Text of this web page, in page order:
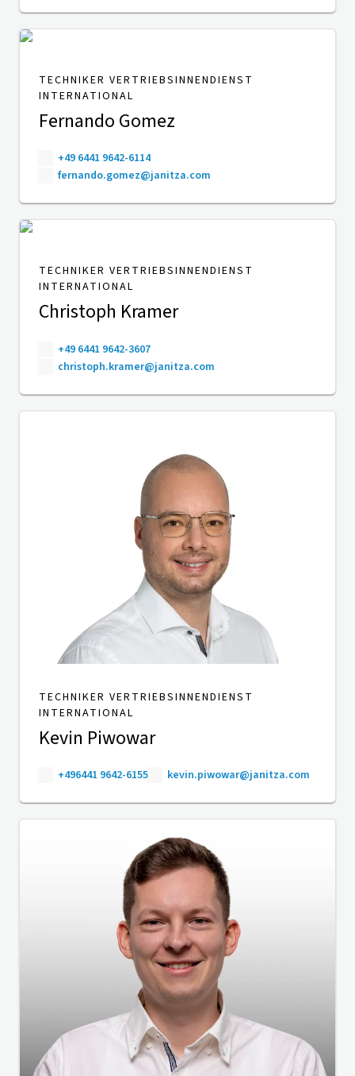
TECHNIKER VERTRIEBSINNENDIENST
INTERNATIONAL
Fernando Gomez
+49 6441 9642-6114
fernando.gomez@janitza.com
TECHNIKER VERTRIEBSINNENDIENST
INTERNATIONAL
Christoph Kramer
+49 6441 9642-3607
christoph.kramer@janitza.com
TECHNIKER VERTRIEBSINNENDIENST
INTERNATIONAL
Kevin Piwowar
+496441 9642-6155 kevin.piwowar@janitza.com